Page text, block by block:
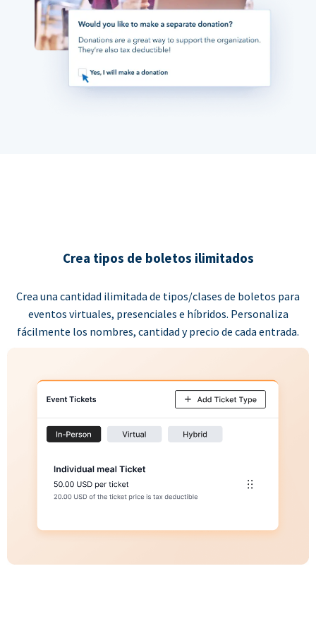
Crea tipos de boletos ilimitados
Crea una cantidad ilimitada de tipos/clases de boletos para
eventos virtuales, presenciales e híbridos. Personaliza
fácilmente los nombres, cantidad y precio de cada entrada.